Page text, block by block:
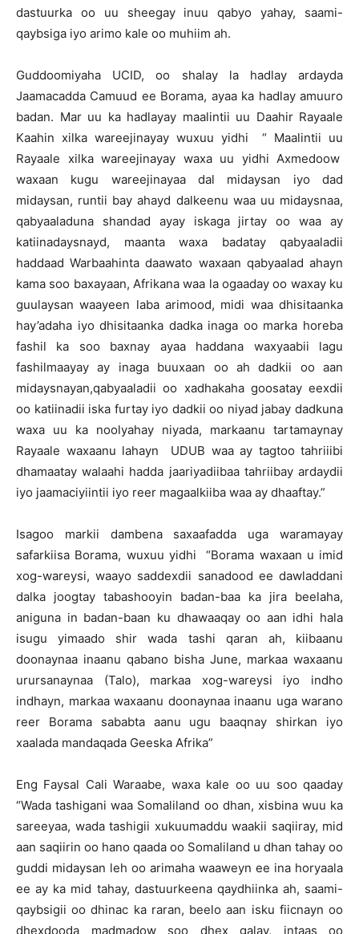
dastuurka oo uu sheegay inuu qabyo yahay, saami-
qaybsiga iyo arimo kale oo muhiim ah.
Guddoomiyaha UCID, oo shalay la hadlay ardayda
Jaamacadda Camuud ee Borama, ayaa ka hadlay amuuro
badan. Mar uu ka hadlayay maalintii uu Daahir Rayaale
Kaahin xilka wareejinayay wuxuu yidhi “ Maalintii uu
Rayaale xilka wareejinayay waxa uu yidhi Axmedoow
waxaan kugu wareejinayaa dal midaysan iyo dad
midaysan, runtii bay ahayd dalkeenu waa uu midaysnaa,
qabyaaladuna shandad ayay iskaga jirtay oo waa ay
katiinadaysnayd, maanta waxa badatay qabyaaladii
haddaad Warbaahinta daawato waxaan qabyaalad ahayn
kama soo baxayaan, Afrikana waa la ogaaday oo waxay ku
guulaysan waayeen laba arimood, midi waa dhisitaanka
hay’adaha iyo dhisitaanka dadka inaga oo marka horeba
fashil ka soo baxnay ayaa haddana waxyaabii lagu
fashilmaayay ay inaga buuxaan oo ah dadkii oo aan
midaysnayan,qabyaaladii oo xadhakaha goosatay eexdii
oo katiinadii iska furtay iyo dadkii oo niyad jabay dadkuna
waxa uu ka noolyahay niyada, markaanu tartamaynay
Rayaale waxaanu lahayn UDUB waa ay tagtoo tahriiibi
dhamaatay walaahi hadda jaariyadiibaa tahriibay ardaydii
iyo jaamaciyiintii iyo reer magaalkiiba waa ay dhaaftay.”
Isagoo markii dambena saxaafadda uga waramayay
safarkiisa Borama, wuxuu yidhi “Borama waxaan u imid
xog-wareysi, waayo saddexdii sanadood ee dawladdani
dalka joogtay tabashooyin badan-baa ka jira beelaha,
aniguna in badan-baan ku dhawaaqay oo aan idhi hala
isugu yimaado shir wada tashi qaran ah, kiibaanu
doonaynaa inaanu qabano bisha June, markaa waxaanu
urursanaynaa (Talo), markaa xog-wareysi iyo indho
indhayn, markaa waxaanu doonaynaa inaanu uga warano
reer Borama sababta aanu ugu baaqnay shirkan iyo
xaalada mandaqada Geeska Afrika”
Eng Faysal Cali Waraabe, waxa kale oo uu soo qaaday
“Wada tashigani waa Somaliland oo dhan, xisbina wuu ka
sareeyaa, wada tashigii xukuumaddu waakii saqiiray, mid
aan saqiirin oo hano qaada oo Somaliland u dhan tahay oo
guddi midaysan leh oo arimaha waaweyn ee ina horyaala
ee ay ka mid tahay, dastuurkeena qaydhiinka ah, saami-
qaybsigii oo dhinac ka raran, beelo aan isku fiicnayn oo
dhexdooda madmadow soo dhex galay, intaas oo